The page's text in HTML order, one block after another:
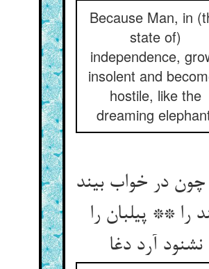
Because Man, in
state of)
independence,
insolent and
hostile, like the
dreaming
در خواب بیند
را ** پیلبان را
نشنود آرد دغا